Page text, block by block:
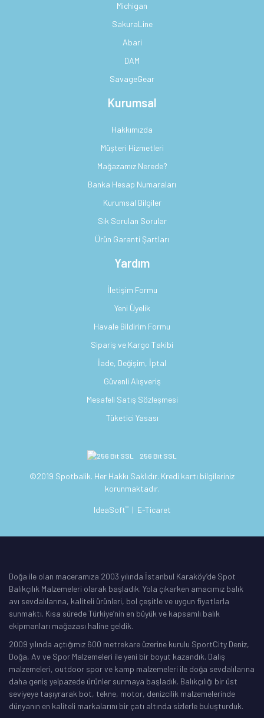
Michigan
SakuraLine
Abari
DAM
SavageGear
Kurumsal
Hakkımızda
Müşteri Hizmetleri
Mağazamız Nerede?
Banka Hesap Numaraları
Kurumsal Bilgiler
Sık Sorulan Sorular
Ürün Garanti Şartları
Yardım
İletişim Formu
Yeni Üyelik
Havale Bildirim Formu
Sipariş ve Kargo Takibi
İade, Değişim, İptal
Güvenli Alışveriş
Mesafeli Satış Sözleşmesi
Tüketici Yasası
256 Bit SSL
©2019 Spotbalik. Her Hakkı Saklıdır. Kredi kartı bilgileriniz
korunmaktadır.
IdeaSoft® | E-Ticaret
Doğa ile olan maceramıza 2003 yılında İstanbul Karaköy’de Spot
Balıkçılık Malzemeleri olarak başladık. Yola çıkarken amacımız balık
avı sevdalılarına, kaliteli ürünleri, bol çeşitle ve uygun fiyatlarla
sunmaktı. Kısa sürede Türkiye’nin en büyük ve kapsamlı balık
ekipmanları mağazası haline geldik.
2009 yılında açtığımız 600 metrekare üzerine kurulu SportCity Deniz,
Doğa, Av ve Spor Malzemeleri ile yeni bir boyut kazandık. Dalış
malzemeleri, outdoor spor ve kamp malzemeleri ile doğa sevdalılarına
daha geniş yelpazede ürünler sunmaya başladık. Balıkçılığı bir üst
seviyeye taşıyrarak bot, tekne, motor, denizcilik malzemelerinde
dünyanın en kaliteli markalarını bir çatı altında sizlerle buluşturduk.